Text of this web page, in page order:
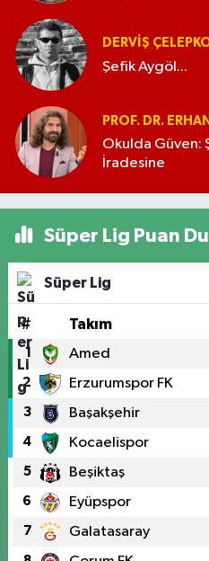
DERVIŞ
Şefik Aygöl...
PROF. DR.
Okulda Güven:
İradesine
Süper Lig Puan
Süper Lig
# Takım
1 Amed
2 Erzurumspor FK
3 Başakşehir
4 Kocaelispor
5 Beşiktaş
6 Eyüpspor
7 Galatasaray